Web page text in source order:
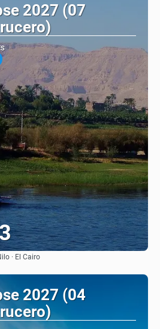
2027 (07
· El Cairo
2027 (04